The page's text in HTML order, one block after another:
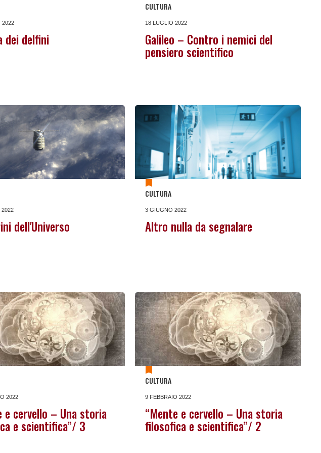
2022
dei delfini
CULTURA
18 LUGLIO 2022
Galileo – Contro i nemici del
pensiero scientifico
2022
dell'Universo
CULTURA
3 GIUGNO 2022
Altro nulla da segnalare
2022
e cervello – Una storia
e scientifica”/ 3
CULTURA
9 FEBBRAIO 2022
“Mente e cervello – Una storia
filosofica e scientifica”/ 2